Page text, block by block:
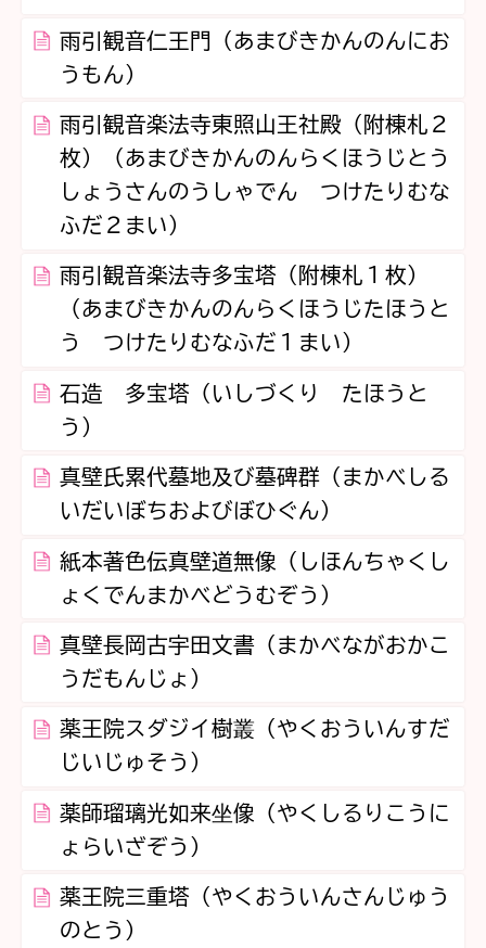
雨引観音仁王門（あまびきかんのんにお
うもん）
雨引観音楽法寺東照山王社殿（附棟札２
枚）（あまびきかんのんらくほうじとう
しょうさんのうしゃでん つけたりむな
ふだ２まい）
雨引観音楽法寺多宝塔（附棟札１枚）
（あまびきかんのんらくほうじたほうと
う つけたりむなふだ１まい）
石造 多宝塔（いしづくり たほうと
う）
真壁氏累代墓地及び墓碑群（まかべしる
いだいぼちおよびぼひぐん）
紙本著色伝真壁道無像（しほんちゃくし
ょくでんまかべどうむぞう）
真壁長岡古宇田文書（まかべながおかこ
うだもんじょ）
薬王院スダジイ樹叢（やくおういんすだ
じいじゅそう）
薬師瑠璃光如来坐像（やくしるりこうに
ょらいざぞう）
薬王院三重塔（やくおういんさんじゅう
のとう）